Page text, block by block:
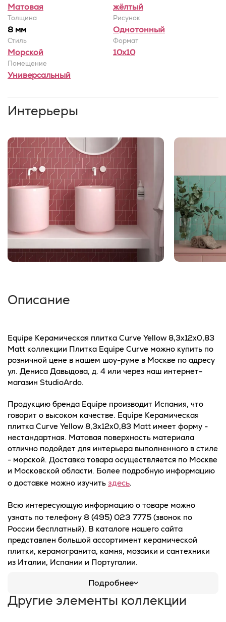
Матовая жёлтый
Толщина
8 мм
Рисунок
Однотонный
Стиль
Морской
Формат
10x10
Помещение
Универсальный
Интерьеры
Описание
Equipe Керамическая плитка Curve Yellow 8,3x12x0,83
Matt коллекции Плитка Equipe Curve можно купить по
розничной цене в нашем шоу-руме в Москве по адресу
ул. Дениса Давыдова, д. 4 или через наш интернет-
магазин StudioArdo.
Продукцию бренда Equipe производит Испания, что
говорит о высоком качестве. Equipe Керамическая
плитка Curve Yellow 8,3x12x0,83 Matt имеет форму -
нестандартная. Матовая поверхность материала
отлично подойдет для интерьера выполненного в стиле
- морской. Доставка товара осуществляется по Москве
и Московской области. Более подробную информацию
о доставке можно изучить здесь.
Всю интересующую информацию о товаре можно
узнать по телефону 8 (495) 023 7775 (звонок по
России бесплатный). В каталоге нашего сайта
представлен большой ассортимент керамической
плитки, керамогранита, камня, мозаики и сантехники
из Италии, Испании и Португалии.
Подробнее
Другие элементы коллекции